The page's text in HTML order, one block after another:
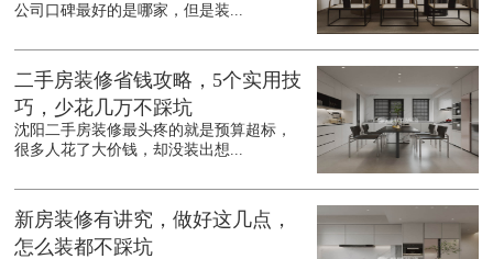
公司口碑最好的是哪家，但是装...
二手房装修省钱攻略，5个实用技
巧，少花几万不踩坑
沈阳二手房装修最头疼的就是预算超标，
很多人花了大价钱，却没装出想...
新房装修有讲究，做好这几点，
怎么装都不踩坑